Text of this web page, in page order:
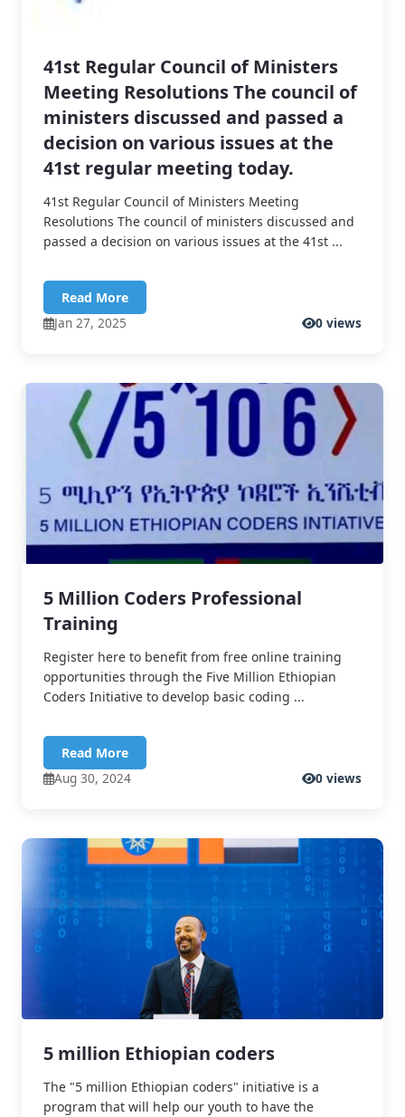
41st Regular Council of Ministers
Meeting Resolutions The council of
ministers discussed and passed a
decision on various issues at the
41st regular meeting today.
41st Regular Council of Ministers Meeting
Resolutions The council of ministers discussed and
passed a decision on various issues at the 41st ...
Read More
Jan 27, 2025
0 views
5 Million Coders Professional
Training
Register here to benefit from free online training
opportunities through the Five Million Ethiopian
Coders Initiative to develop basic coding ...
Read More
Aug 30, 2024
0 views
5 million Ethiopian coders
The "5 million Ethiopian coders" initiative is a
program that will help our youth to have the